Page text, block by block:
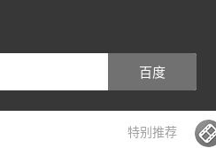
百度
特别推荐